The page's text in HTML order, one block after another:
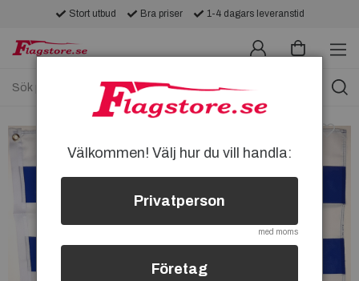
Stort utbud Bra priser 1-4 dagars leveranstid
Välkommen! Välj hur du vill handla:
Privatperson
med moms
Företag